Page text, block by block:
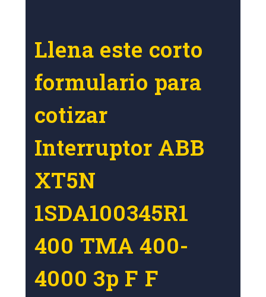
Llena este corto
formulario para
cotizar
Interruptor ABB
XT5N
1SDA100345R1
400 TMA 400-
4000 3p F F